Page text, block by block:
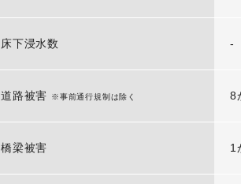
床下浸水数 -
道路被害 ※事前通行規制は除く 8
橋梁被害 1